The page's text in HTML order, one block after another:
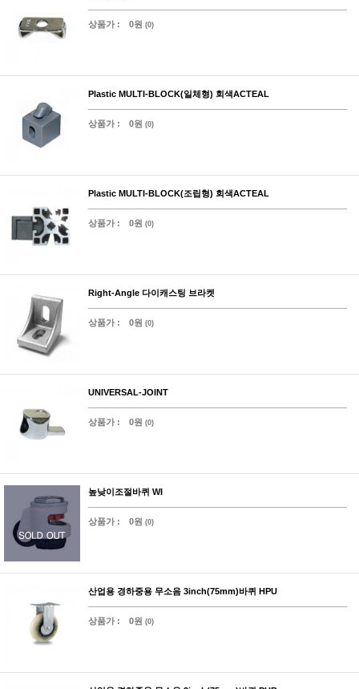
상품가 : 0원 (0)
Plastic MULTI-BLOCK(일체형) 회색ACTEAL
상품가 : 0원 (0)
Plastic MULTI-BLOCK(조립형) 회색ACTEAL
상품가 : 0원 (0)
Right-Angle 다이캐스팅 브라켓
상품가 : 0원 (0)
UNIVERSAL-JOINT
상품가 : 0원 (0)
높낮이조절바퀴 WI
상품가 : 0원 (0)
산업용 경하중용 무소음 3inch(75mm)바퀴 HPU
상품가 : 0원 (0)